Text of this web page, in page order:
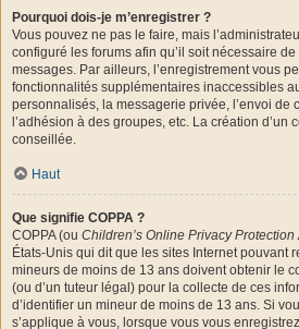
Pourquoi dois-je m’enregistrer ?
Vous pouvez ne pas le faire, mais
configuré les forums afin qu’il soit nécessaire
messages. Par ailleurs, l’enregistrement vous
fonctionnalités supplémentaires inaccessibles
personnalisés, la messagerie privée, l’envoi de
l’adhésion à des groupes, etc. La création d’un
conseillée.
Haut
Que signifie COPPA ?
COPPA (ou Children’s Online Privacy Protection
États-Unis qui dit que les sites Internet pouvant
mineurs de moins de 13 ans doivent obtenir le
(ou d’un tuteur légal) pour la collecte de ces
d’identifier un mineur de moins de 13 ans. Si
s’applique à vous, lorsque vous vous